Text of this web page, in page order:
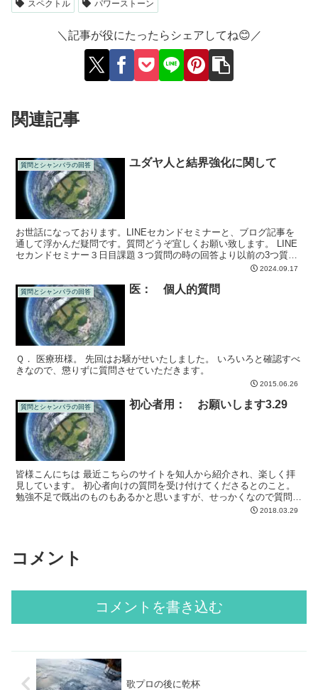
スペクトル パワーストーン
＼記事が役にたったらシェアしてね😊／
関連記事
質問とシャンバラの回答 ユダヤ人と結界強化に関して
お世話になっております。LINEセカンドセミナーと、ブログ記事を
通して浮かんだ疑問です。質問どうぞ宜しくお願い致します。 LINE
セカンドセミナー３日目課題３つ質問の時の回答より以前の3つ質問
2024.09.17
質問とシャンバラの回答 医： 個人的質問
Ｑ． 医療班様。 先回はお騒がせいたしました。 いろいろと確認すべ
きなので、懲りずに質問させていただきます。
2015.06.26
質問とシャンバラの回答 初心者用： お願いします3.29
皆様こんにちは 最近こちらのサイトを知人から紹介され、楽しく拝
見しています。 初心者向けの質問を受け付けてくださるとのこと。
勉強不足で既出のものもあるかと思いますが、せっかくなので質問さ
2018.03.29
コメント
コメントを書き込む
歌プロの後に乾杯